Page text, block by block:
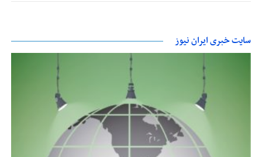
سایت خبری ایران نیوز